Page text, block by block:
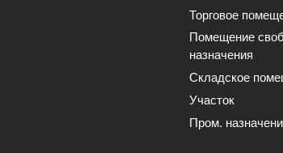
Торговое
Помещение
назначения
Складское
Участок
Пром.